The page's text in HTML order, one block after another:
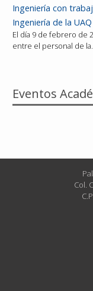
Ingeniería con
Ingeniería de la UAQ
El día 9 de febrero de
entre el personal de
Eventos
Col.